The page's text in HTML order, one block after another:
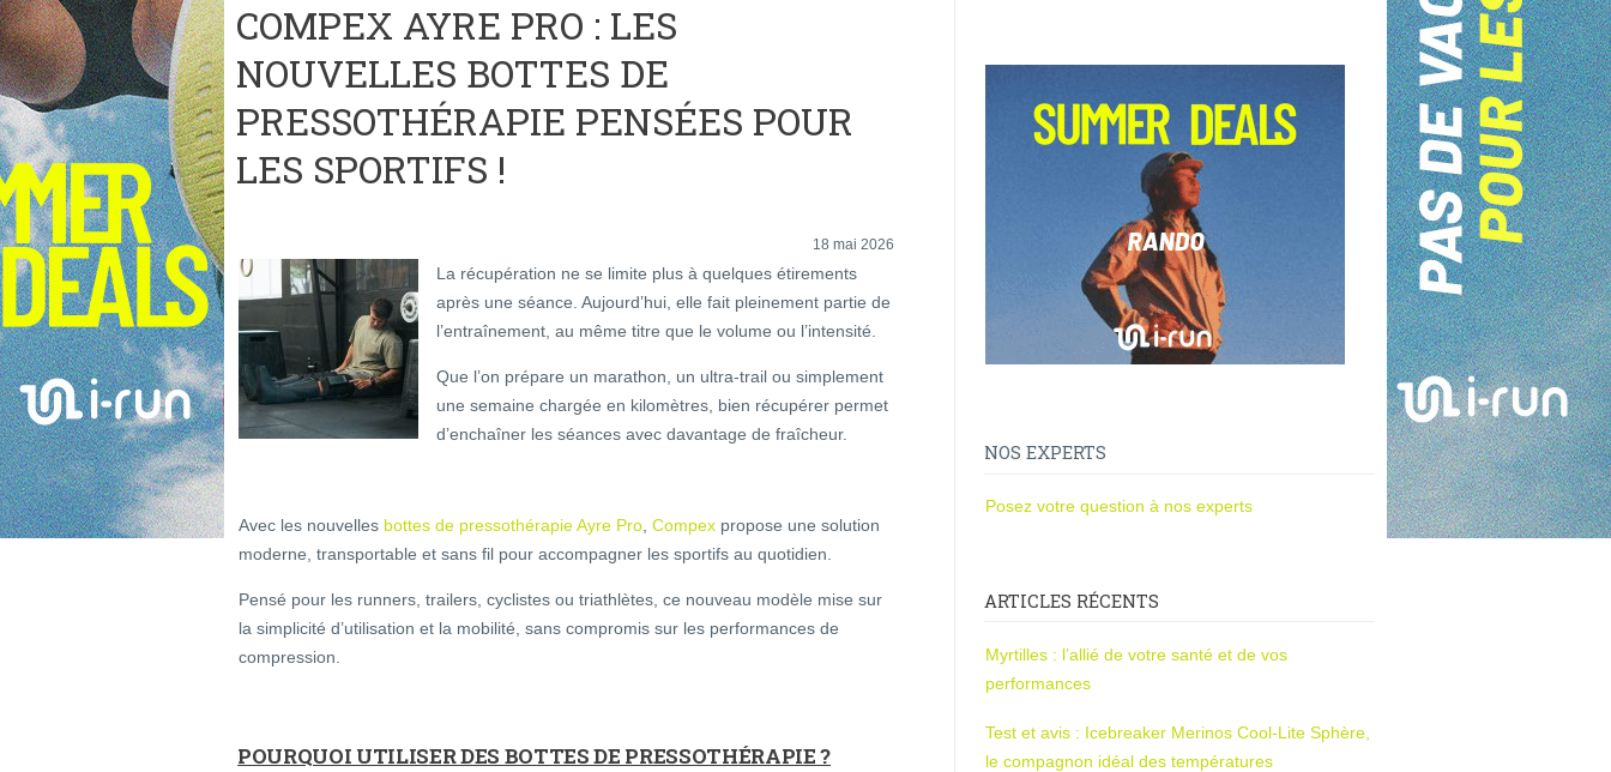
COMPEX AYRE PRO : LES
NOUVELLES BOTTES DE
PRESSOTHÉRAPIE PENSÉES POUR
LES SPORTIFS !
18 mai 2026
La récupération ne se limite plus à quelques étirements
après une séance. Aujourd’hui, elle fait pleinement partie de
l’entraînement, au même titre que le volume ou l’intensité.
Que l’on prépare un marathon, un ultra-trail ou simplement
une semaine chargée en kilomètres, bien récupérer permet
d’enchaîner les séances avec davantage de fraîcheur.
Avec les nouvelles bottes de pressothérapie Ayre Pro Compex propose une solution
moderne, transportable et sans fil pour accompagner les sportifs au quotidien.
Pensé pour les runners, trailers, cyclistes ou triathlètes, ce nouveau modèle mise sur
la simplicité d’utilisation et la mobilité, sans compromis sur les performances de
compression.
POURQUOI UTILISER DES BOTTES DE PRESSOTHÉRAPIE ?
NOS EXPERTS
Posez votre question à nos experts
ARTICLES RÉCENTS
Myrtilles : l’allié de votre santé et de vos
performances
Test et avis : Icebreaker Merinos Cool-Lite Sphère,
le compagnon idéal des températures